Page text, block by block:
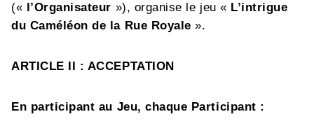
(« l’Organisateur »), organise le jeu « L’intrigue
du Caméléon de la Rue Royale ».
ARTICLE II : ACCEPTATION
En participant au Jeu, chaque Participant :